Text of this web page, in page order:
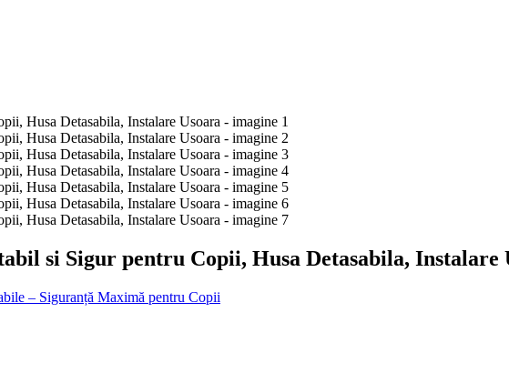
si Sigur pentru Copii, Husa Detasabila, Instalare
– Siguranță Maximă pentru Copii